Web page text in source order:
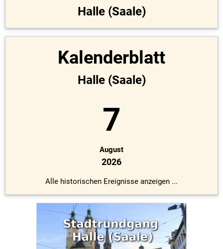
Halle (Saale)
Kalenderblatt
Halle (Saale)
7
August
2026
Alle historischen Ereignisse anzeigen ...